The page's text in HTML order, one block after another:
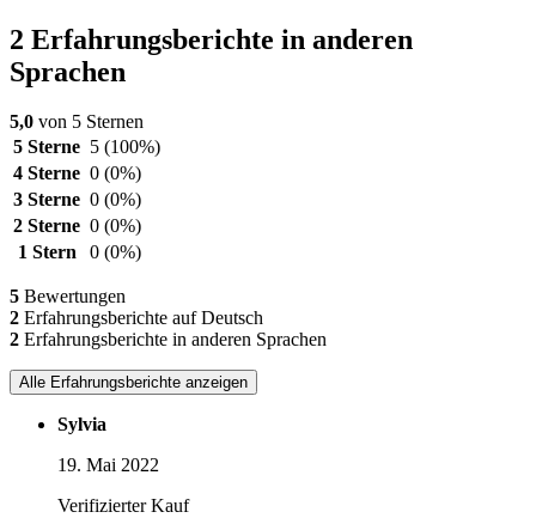
2 Erfahrungsberichte in anderen
Sprachen
5,0 von 5 Sternen
5 Sterne 5 (100%)
4 Sterne 0 (0%)
3 Sterne 0 (0%)
2 Sterne 0 (0%)
1 Stern
0 (0%)
5 Bewertungen
2 Erfahrungsberichte auf Deutsch
2 Erfahrungsberichte in anderen Sprachen
Alle Erfahrungsberichte anzeigen
Sylvia
19. Mai 2022
Verifizierter Kauf